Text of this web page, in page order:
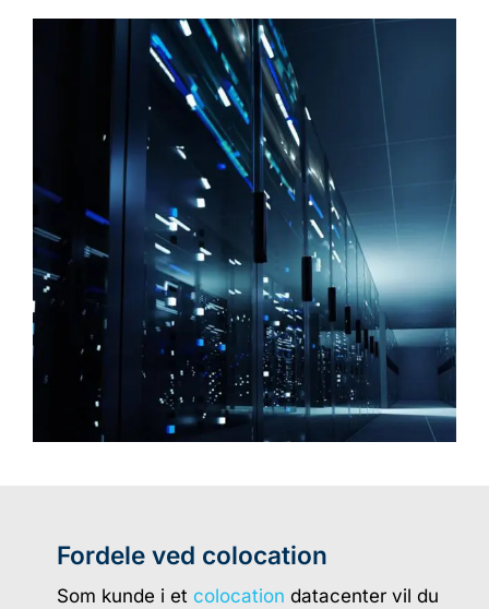
Fordele ved colocation
Som kunde i etcolocation datacenter vil du